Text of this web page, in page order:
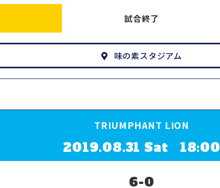
試合終了
味の素スタジアム
TRIUMPHANT LION
2019.08.31 Sat 18:00
6 0